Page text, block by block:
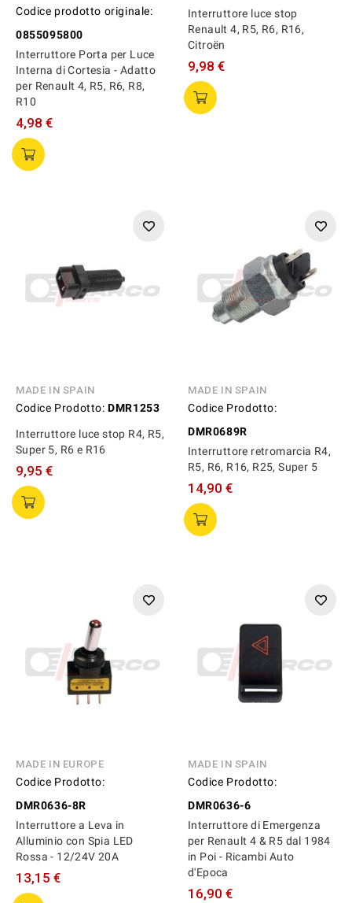
Codice prodotto originale:
0855095800
Interruttore Porta per Luce
Interna di Cortesia - Adatto
per Renault 4, R5, R6, R8,
R10
4,98 €
Interruttore luce stop
Renault 4, R5, R6, R16,
Citroën
9,98 €
MADE IN SPAIN
Codice Prodotto: DMR1253
Interruttore luce stop R4, R5,
Super 5, R6 e R16
9,95 €
MADE IN SPAIN
Codice Prodotto:
DMR0689R
Interruttore retromarcia R4,
R5, R6, R16, R25, Super 5
14,90 €
MADE IN EUROPE
Codice Prodotto:
DMR0636-8R
Interruttore a Leva in
Alluminio con Spia LED
Rossa - 12/24V 20A
13,15 €
MADE IN SPAIN
Codice Prodotto:
DMR0636-6
Interruttore di Emergenza
per Renault 4 & R5 dal 1984
in Poi - Ricambi Auto
d'Epoca
16,90 €